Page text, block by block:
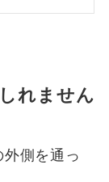
れません
側を通っ